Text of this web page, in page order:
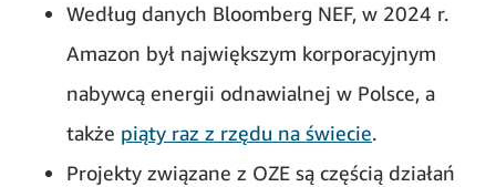
Według danych Bloomberg NEF, w 2024 r.
Amazon był największym korporacyjnym
nabywcą energii odnawialnej w Polsce, a
także piąty raz z rzędu na świecie.
Projekty związane z OZE są częścią działań